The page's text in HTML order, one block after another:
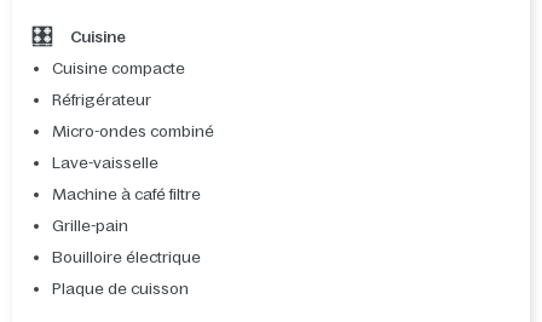
Cuisine
Cuisine compacte
Réfrigérateur
Micro-ondes combiné
Lave-vaisselle
Machine à café filtre
Grille-pain
Bouilloire électrique
Plaque de cuisson